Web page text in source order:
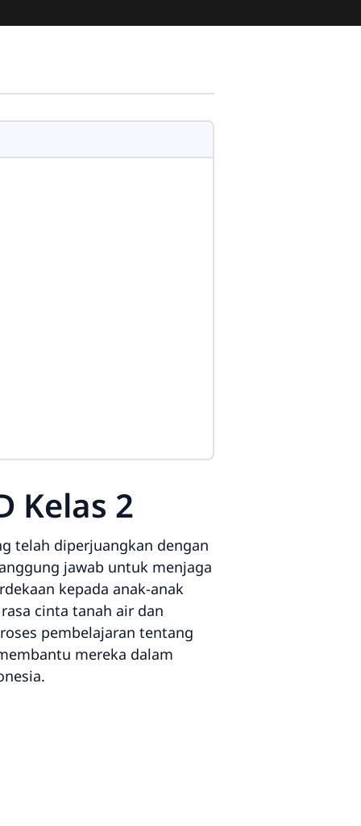
Kelas 2
telah diperjuangkan dengan
jawab untuk menjaga
kepada anak-anak
cinta tanah air dan
pembelajaran tentang
mereka dalam